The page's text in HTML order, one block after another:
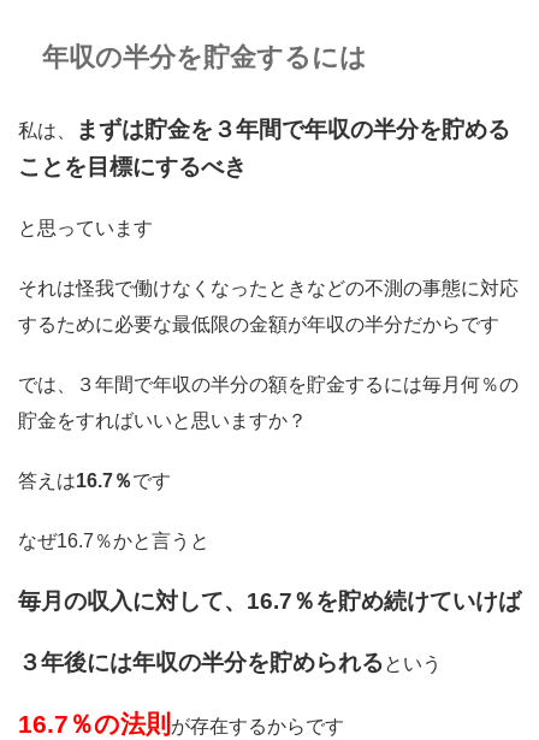
年収の半分を貯金するには
私は、
まずは貯金を３年間で年収の半分を貯める
ことを目標にするべき
と思っています
それは怪我で働けなくなったときなどの不測の事態に対応
するために必要な最低限の金額が年収の半分だからです
では、３年間で年収の半分の額を貯金するには毎月何％の
貯金をすればいいと思いますか？
答えは16.7％です
なぜ16.7％かと言うと
毎月の収入に対して、16.7％を貯め続けていけば
３年後には年収の半分を貯められるという
16.7％の法則 が存在するからです